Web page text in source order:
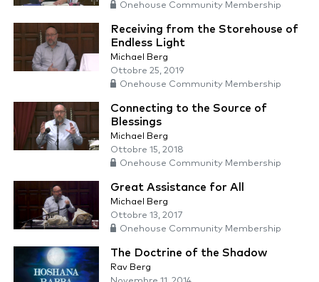
Onehouse Community Membership
Receiving from the Storehouse of
Endless Light
Michael Berg
Ottobre 25, 2019
Onehouse Community Membership
Connecting to the Source of
Blessings
Michael Berg
Ottobre 15, 2018
Onehouse Community Membership
Great Assistance for All
Michael Berg
Ottobre 13, 2017
Onehouse Community Membership
The Doctrine of the Shadow
Rav Berg